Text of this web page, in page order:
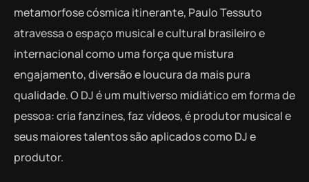
metamorfose cósmica itinerante, Paulo Tessuto
atravessa o espaço musical e cultural brasileiro e
internacional como uma força que mistura
engajamento, diversão e loucura da mais pura
qualidade. O DJ é um multiverso midiático em forma de
pessoa: cria fanzines, faz vídeos, é produtor musical e
seus maiores talentos são aplicados como DJ e
produtor.